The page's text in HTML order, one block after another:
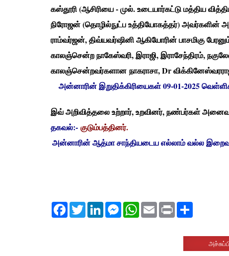
கஸ்தூரி (ஆசிரியை - முல். உடையார்கட்டு மத்திய
நிரோஜன் (தொழில்நுட்ப உத்தியோகத்தர்) அவர்களின்
ராம்வர்ஜன், திவ்யவர்ஷினி ஆகியோரின் பாசமிகு
காலஞ்சென்ற நாகேஸ்வரி, இராஜி, இராசேந்திரம்,
காலஞ்சென்றவர்களான நாகராசா, Dr
அன்னாரின் இறுதிக்கிரியைகள் 09-01-2025
இவ் அறிவித்தலை உற்றார், உறவினர், நண்பர்கள்
தகவல்:- குடும்பத்தினர்.
அன்னாரின் ஆத்மா சாந்தியடைய எல்லாம் வல்ல
FacebookTwitterLinkedInMessengerWhatsApp
Email Print